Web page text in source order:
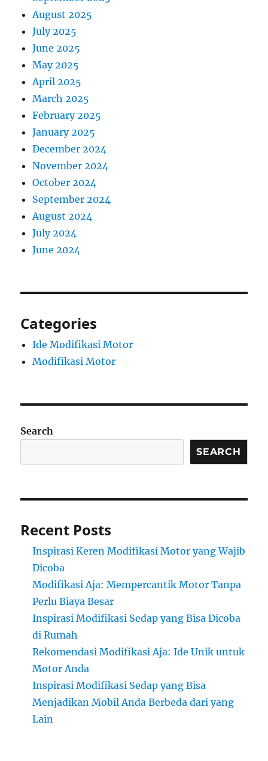
August 2025
July 2025
June 2025
May 2025
April 2025
March 2025
February 2025
January 2025
December 2024
November 2024
October 2024
September 2024
August 2024
July 2024
June 2024
Categories
Ide Modifikasi Motor
Modifikasi Motor
Search
SEARCH
Recent Posts
Inspirasi Keren Modifikasi Motor yang Wajib
Dicoba
Modifikasi Aja: Mempercantik Motor Tanpa
Perlu Biaya Besar
Inspirasi Modifikasi Sedap yang Bisa Dicoba
di Rumah
Rekomendasi Modifikasi Aja: Ide Unik untuk
Motor Anda
Inspirasi Modifikasi Sedap yang Bisa
Menjadikan Mobil Anda Berbeda dari yang
Lain